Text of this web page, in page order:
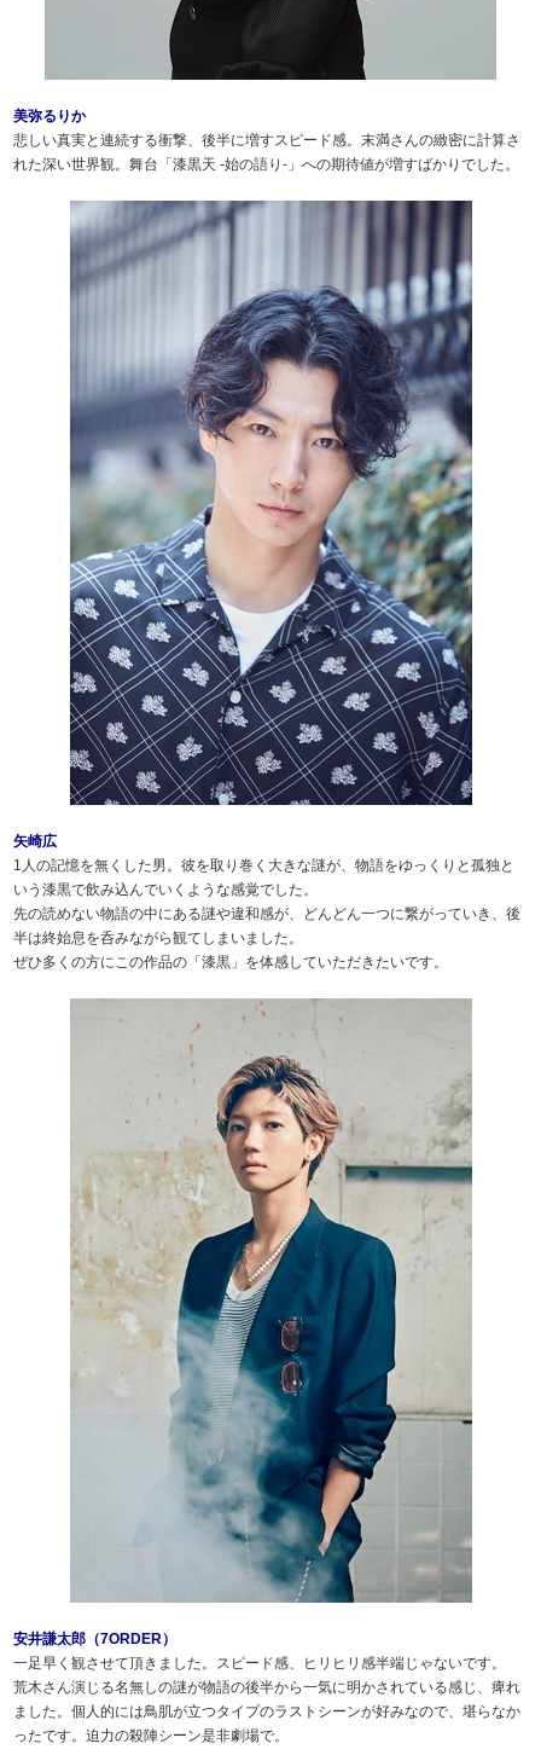
美弥るりか
悲しい真実と連続する衝撃、後半に増すスピード感。末満さんの緻密に計算さ
れた深い世界観。舞台「漆黒天 -始の語り-」への期待値が増すばかりでした。
矢崎広
1人の記憶を無くした男。彼を取り巻く大きな謎が、物語をゆっくりと孤独と
いう漆黒で飲み込んでいくような感覚でした。
先の読めない物語の中にある謎や違和感が、どんどん一つに繋がっていき、後
半は終始息を呑みながら観てしまいました。
ぜひ多くの方にこの作品の「漆黒」を体感していただきたいです。
安井謙太郎（7ORDER）
一足早く観させて頂きました。スピード感、ヒリヒリ感半端じゃないです。
荒木さん演じる名無しの謎が物語の後半から一気に明かされている感じ、痺れ
ました。 個人的には鳥肌が立つタイプのラストシーンが好みなので、堪らなか
ったです。 迫力の殺陣シーン是非劇場で。